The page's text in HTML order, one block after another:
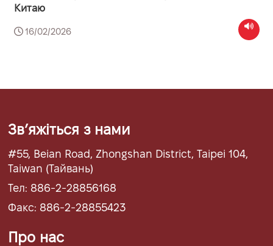
Китаю
16/02/2026
Звʼяжіться з нами
#55, Beian Road, Zhongshan District, Taipei 104,
Taiwan (Тайвань)
Тел: 886-2-28856168
Факс: 886-2-28855423
Про нас